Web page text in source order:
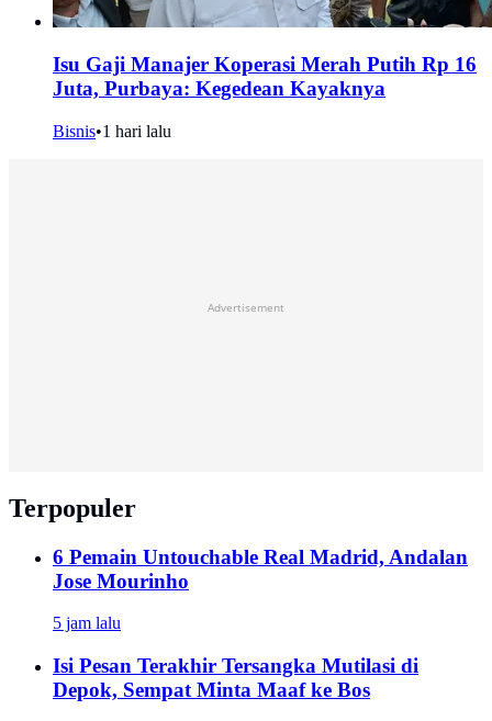
Isu Gaji Manajer Koperasi Merah Putih Rp 16
Juta, Purbaya: Kegedean Kayaknya
Bisnis•1 hari lalu
Advertisement
Terpopuler
6 Pemain Untouchable Real Madrid, Andalan
Jose Mourinho
5 jam lalu
Isi Pesan Terakhir Tersangka Mutilasi di
Depok, Sempat Minta Maaf ke Bos